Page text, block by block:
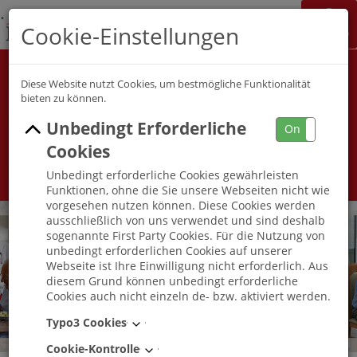
Jobchannel
Job Map
Alle Berufsfelder Alle Berufe
Umkreis
Cookie-Einstellungen
Diese Website nutzt Cookies, um bestmögliche Funktionalität
bieten zu können.
Unbedingt Erforderliche
Cookies
On
Unbedingt erforderliche Cookies gewährleisten
Funktionen, ohne die Sie unsere Webseiten nicht wie
vorgesehen nutzen können. Diese Cookies werden
ausschließlich von uns verwendet und sind deshalb
sogenannte First Party Cookies. Für die Nutzung von
unbedingt erforderlichen Cookies auf unserer
Webseite ist Ihre Einwilligung nicht erforderlich. Aus
diesem Grund können unbedingt erforderliche
Cookies auch nicht einzeln de- bzw. aktiviert werden.
Typo3 Cookies
Cookie-Kontrolle